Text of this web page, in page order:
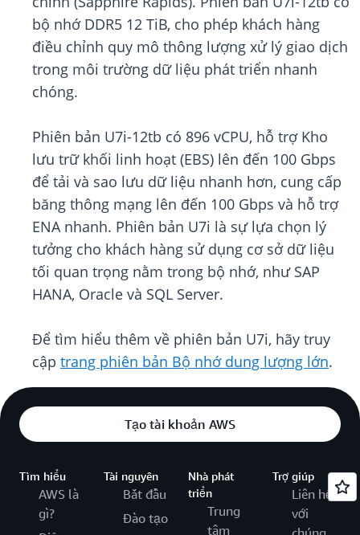
bộ nhớ DDR5 12 TiB, cho phép khách hàng
điều chỉnh quy mô thông lượng xử lý giao dịch
trong môi trường dữ liệu phát triển nhanh
chóng.
Phiên bản U7i-12tb có 896 vCPU, hỗ trợ Kho
lưu trữ khối linh hoạt (EBS) lên đến 100 Gbps
để tải và sao lưu dữ liệu nhanh hơn, cung cấp
băng thông mạng lên đến 100 Gbps và hỗ trợ
ENA nhanh. Phiên bản U7i là sự lựa chọn lý
tưởng cho khách hàng sử dụng cơ sở dữ liệu
tối quan trọng nằm trong bộ nhớ, như SAP
HANA, Oracle và SQL Server.
Để tìm hiểu thêm về phiên bản U7i, hãy truy
cập trang phiên bản Bộ nhớ dung lượng lớn.
Tạo tài khoản AWS
Tìm hiểu
AWS là
gì?
Tài nguyên
Bắt đầu
Đào tạo
Nhà phát
triển
Trung
tâm
Trợ giúp
Liên hệ
với